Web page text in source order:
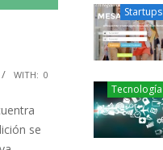
WITH: 0
se
Startups
Tecnología